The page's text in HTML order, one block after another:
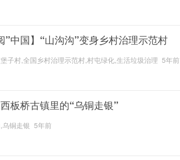
”中国】“山沟沟”变身乡村治理示范村
子村,全国乡村治理示范村,村屯绿化,生活垃圾治理 5年前
板桥古镇里的“乌铜走银”
铜走银 5年前